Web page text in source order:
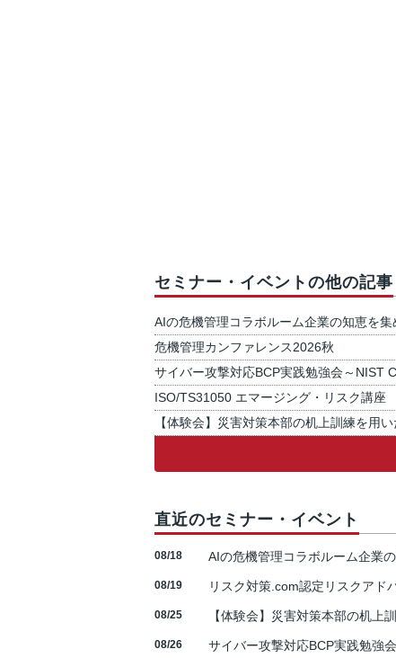
セミナー・イベントの他の記事
AIの危機管理コラボルーム企業の知恵を
危機管理カンファレンス2026秋
サイバー攻撃対応BCP実践勉強会～NIST
ISO/TS31050 エマージング・リスク講座
【体験会】災害対策本部の机上訓練を用
直近のセミナー・イベント
08/18 AIの危機管理コラボルーム企業
08/19 リスク対策.com認定リスクアド
08/25 【体験会】災害対策本部の机上
08/26 サイバー攻撃対応BCP実践勉強